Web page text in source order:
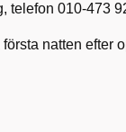
telefon 010-473
natten efter